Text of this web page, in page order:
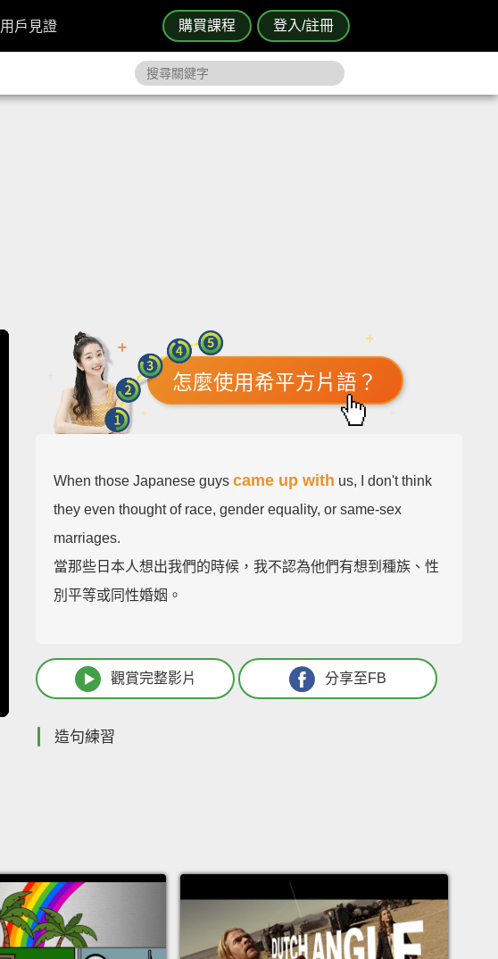
購買課程 登入/註冊
用戶見證
怎麼使用希平方片語？
When those Japanese guyscame up with us, I don't think
they even thought of race, gender equality, or same-sex
marriages.
當那些日本人想出我們的時候，我不認為他們有想到種族、性
別平等或同性婚姻。
觀賞完整影片 分享至FB
造句練習